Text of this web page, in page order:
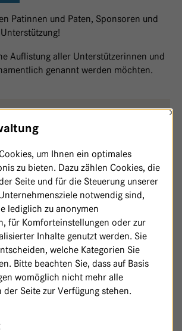
Patinnen und Paten, Sponsoren und
Auflistung aller Unterstützerinnen und
genannt werden möchten.
×
um Ihnen ein optimales
zu bieten. Dazu zählen Cookies, die
Seite und für die Steuerung unserer
notwendig sind,
lediglich zu anonymen
für Komforteinstellungen oder zur
Inhalte genutzt werden. Sie
welche Kategorien Sie
Bitte beachten Sie, dass auf Basis
womöglich nicht mehr alle
Seite zur Verfügung stehen.